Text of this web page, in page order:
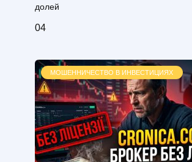
долей
04
МОШЕННИЧЕСТВО В ИНВЕСТИЦИЯХ